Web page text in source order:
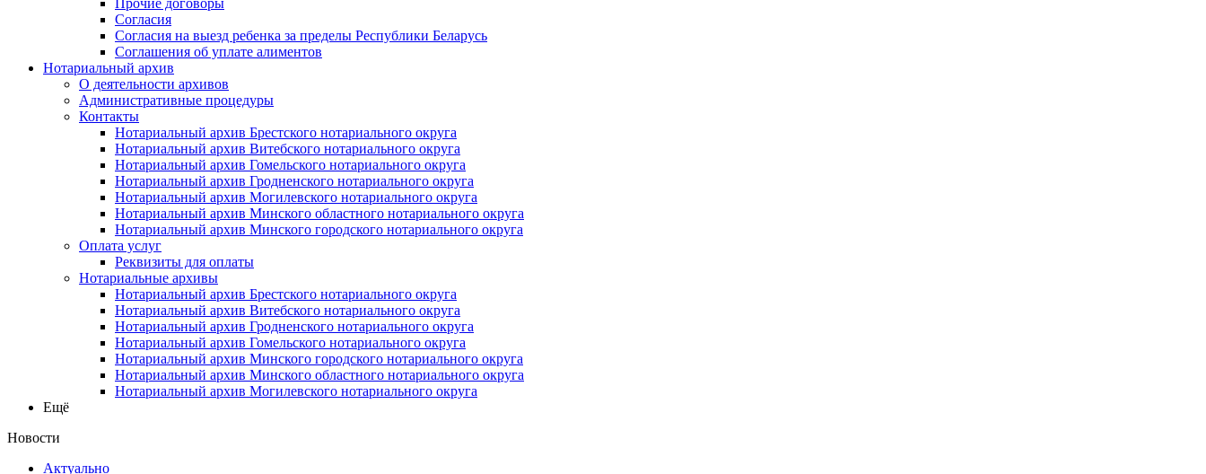
Согласия
Согласия на выезд ребенка за пределы Республики Беларусь
Соглашения об уплате алиментов
Нотариальный архив
О деятельности архивов
Административные процедуры
Контакты
Нотариальный архив Брестского нотариального округа
Нотариальный архив Витебского нотариального округа
Нотариальный архив Гомельского нотариального округа
Нотариальный архив Гродненского нотариального округа
Нотариальный архив Могилевского нотариального округа
Нотариальный архив Минского областного нотариального округа
Нотариальный архив Минского городского нотариального округа
Оплата услуг
Реквизиты для оплаты
Нотариальные архивы
Нотариальный архив Брестского нотариального округа
Нотариальный архив Витебского нотариального округа
Нотариальный архив Гродненского нотариального округа
Нотариальный архив Гомельского нотариального округа
Нотариальный архив Минского городского нотариального округа
Нотариальный архив Минского областного нотариального округа
Нотариальный архив Могилевского нотариального округа
Ещё
Новости
Актуально